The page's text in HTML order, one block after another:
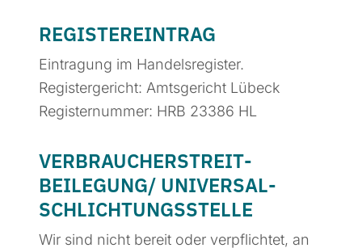
REGISTEREINTRAG
Eintragung im Handelsregister.
Registergericht: Amtsgericht Lübeck
Registernummer: HRB 23386 HL
VERBRAUCHER­STREIT­
BEILEGUNG/ UNIVERSAL­
SCHLICHTUNGS­STELLE
Wir sind nicht bereit oder verpflichtet, an